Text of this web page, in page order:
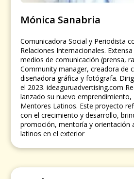
Mónica Sanabria
Comunicadora Social y Periodista
Relaciones Internacionales.
medios de comunicación (prensa,
Community manager, creadora de
diseñadora gráfica y fotógrafa.
el 2023. ideaguruadvertising.com
lanzado su nuevo emprendimiento,
Mentores Latinos. Este proyecto
con el crecimiento y desarrollo,
promoción, mentoría y orientación
latinos en el exterior